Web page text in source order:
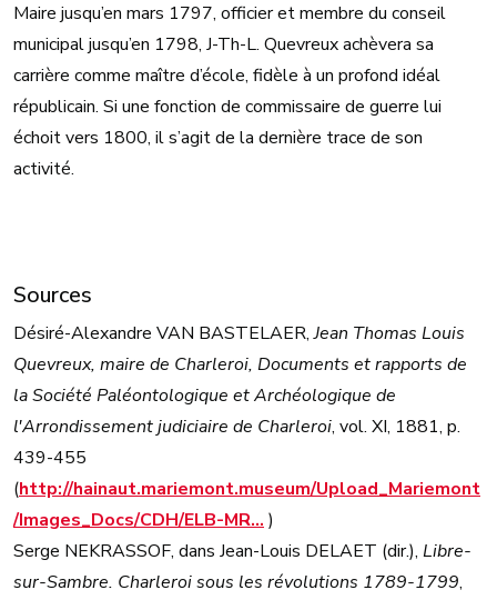
Maire jusqu’en mars 1797, officier et membre du conseil
municipal jusqu’en 1798, J-Th-L. Quevreux achèvera sa
carrière comme maître d’école, fidèle à un profond idéal
républicain. Si une fonction de commissaire de guerre lui
échoit vers 1800, il s’agit de la dernière trace de son
activité.
Sources
Désiré-Alexandre VAN BASTELAER,Jean Thomas Louis
Quevreux, maire de Charleroi, Documents et rapports de
la Société Paléontologique et Archéologique de
l'Arrondissement judiciaire de Charleroi, vol. XI, 1881, p.
439-455
(http://hainaut.mariemont.museum/Upload_Mariemont
/Images_Docs/CDH/ELB-MR… )
Serge NEKRASSOF, dans Jean-Louis DELAET (dir.), Libre-
sur-Sambre. Charleroi sous les révolutions 1789-1799,